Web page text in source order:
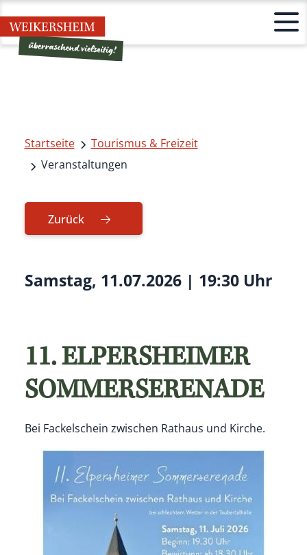
Startseite
Tourismus & Freizeit
Veranstaltungen
Zurück
Samstag, 11.07.2026 | 19:30 Uhr
11. ELPERSHEIMER
SOMMERSERENADE
Bei Fackelschein zwischen Rathaus und Kirche.